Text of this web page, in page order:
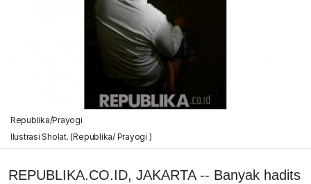
Republika/Prayogi
Ilustrasi Sholat. (Republika/ Prayogi )
REPUBLIKA.CO.ID, JAKARTA -- Banyak hadits